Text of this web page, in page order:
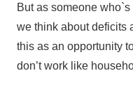
But as someone
we think about deficits
this as an opportunity
don’t work like